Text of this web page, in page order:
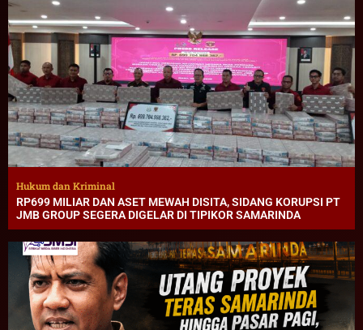
Hukum dan Kriminal
RP699 MILIAR DAN ASET MEWAH DISITA, SIDANG KORUPSI PT
JMB GROUP SEGERA DIGELAR DI TIPIKOR SAMARINDA